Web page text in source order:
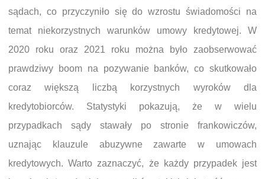
sądach, co przyczyniło się do wzrostu świadomości na
temat niekorzystnych warunków umowy kredytowej. W
2020 roku oraz 2021 roku można było zaobserwować
prawdziwy boom na pozywanie banków, co skutkowało
coraz większą liczbą korzystnych wyroków dla
kredytobiorców. Statystyki pokazują, że w wielu
przypadkach sądy stawały po stronie frankowiczów,
uznając klauzule abuzywne zawarte w umowach
kredytowych. Warto zaznaczyć, że każdy przypadek jest